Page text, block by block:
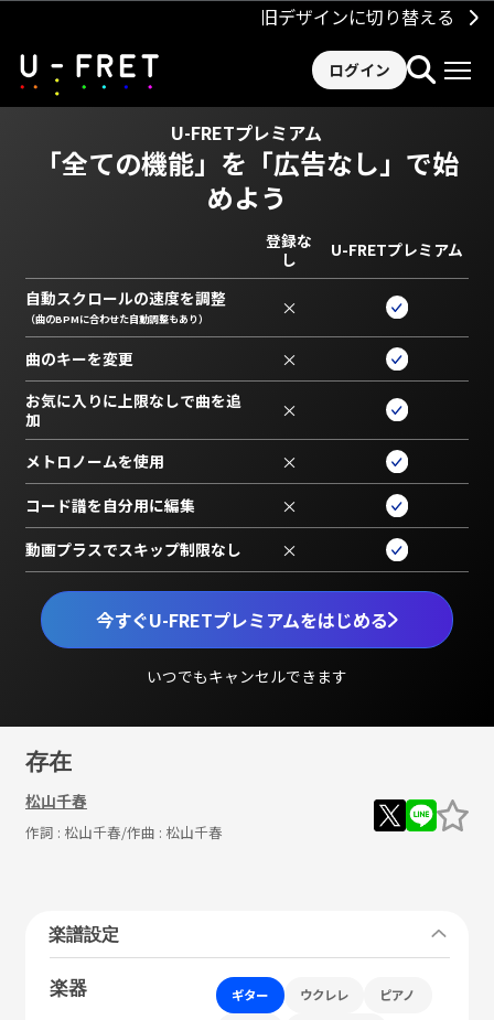
旧デザインに切り替える
ログイン
U-FRETプレミアム
「全ての機能」を 「広告なし」で始
めよう
今すぐU-FRETプレミアムをはじめる
いつでもキャンセルできます
登録な
し
U-FRETプレミアム
自動スクロールの速度を調整
（曲のBPMに合わせた自動調整もあり） ×
曲のキーを変更 ×
お気に入りに上限なしで曲を追
加
×
メトロノームを使用 ×
コード譜を自分用に編集 ×
動画プラスでスキップ制限なし ×
存在
松山千春
作詞 : 松山千春/作曲 : 松山千春
楽譜設定
楽器 ギター ウクレレ ピアノ